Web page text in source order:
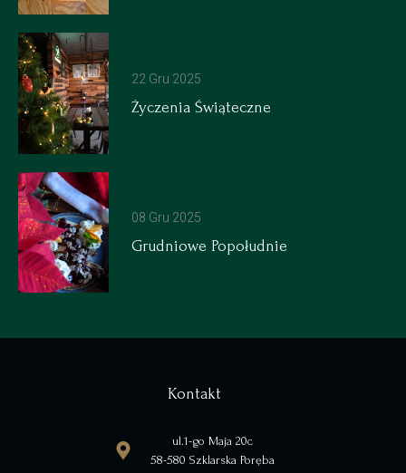
22 Gru 2025
Życzenia Świąteczne
08 Gru 2025
Grudniowe Popołudnie
Kontakt
ul.1-go Maja 20c
58-580 Szklarska Poręba